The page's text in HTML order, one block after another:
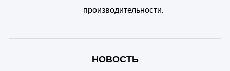
производительности.
НОВОСТЬ